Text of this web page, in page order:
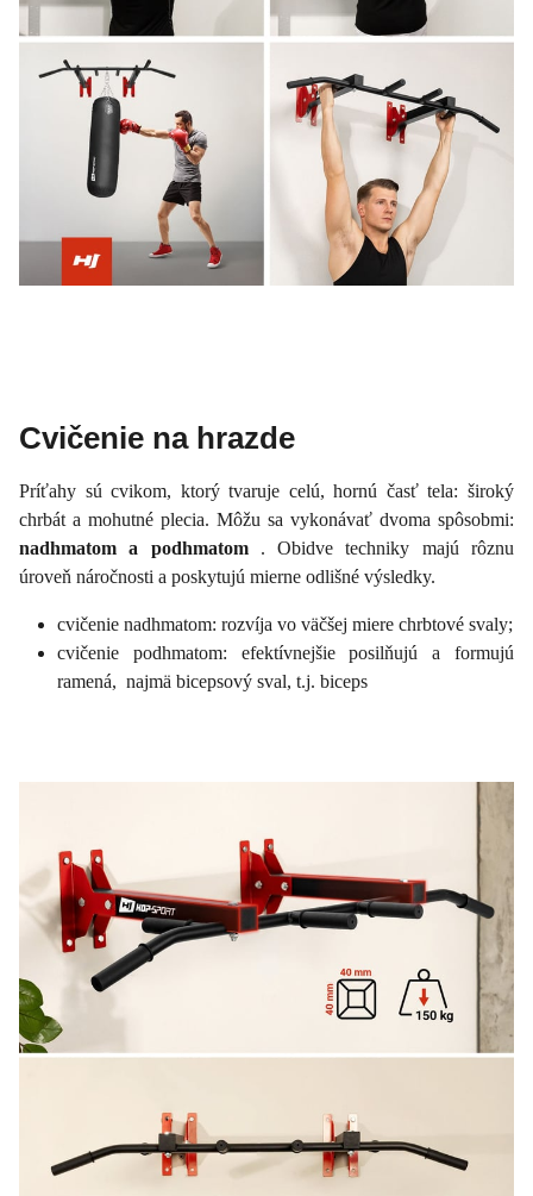
Cvičenie na hrazde
Príťahy sú cvikom, ktorý tvaruje celú, hornú časť tela: široký
chrbát a mohutné plecia. Môžu sa vykonávať dvoma spôsobmi:
nadhmatom a podhmatom . Obidve techniky majú rôznu
úroveň náročnosti a poskytujú mierne odlišné výsledky.
cvičenie nadhmatom: rozvíja vo väčšej miere chrbtové svaly;
cvičenie podhmatom: efektívnejšie posilňujú a formujú
ramená, najmä bicepsový sval, t.j. biceps